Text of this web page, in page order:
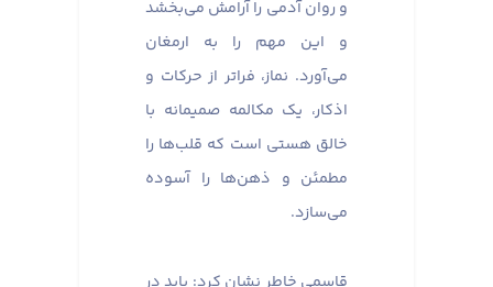
و روان آدمی را آرامش می‌بخشد
و این مهم را به ارمغان
می‌آورد. نماز، فراتر از حرکات و
اذکار، یک مکالمه صمیمانه با
خالق هستی است که قلب‌ها را
مطمئن و ذهن‌ها را آسوده
می‌سازد.